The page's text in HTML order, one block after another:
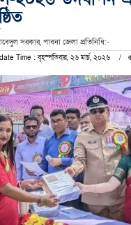
সরকার, পাবনা জেলা প্রতিনিধি:-
Time : বৃহস্পতিবার, ২৬ মার্চ, ২০২৬